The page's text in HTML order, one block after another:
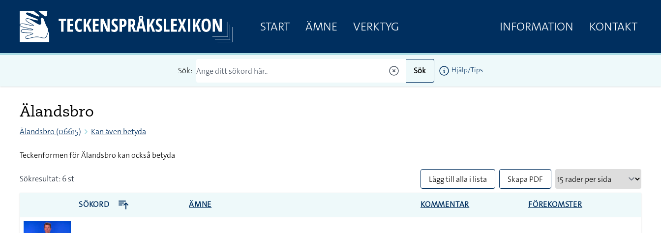
START ÄMNE VERKTYG INFORMATION KONTAKT
Sök: Sök Hjälp/Tips
Älandsbro
Älandsbro (06615) Kan även betyda
Teckenformen för Älandsbro kan också betyda
Sökresultat: 6 st Lägg till alla i lista Skapa PDF
SÖKORD ÄMNE KOMMENTAR FÖREKOMSTER